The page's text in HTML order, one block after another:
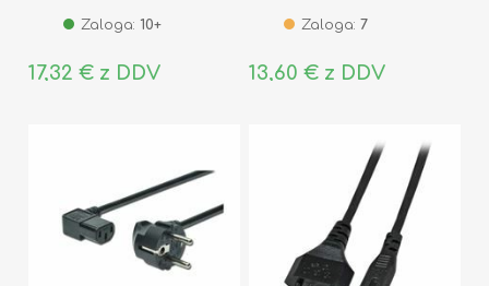
Zaloga: 10+
17,32 € z DDV
Zaloga: 7
13,60 € z DDV